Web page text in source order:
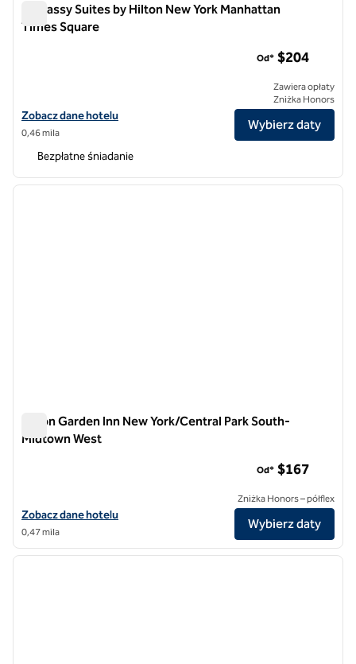
Embassy Suites by Hilton New York Manhattan
Times Square
Zobacz szczegóły hotelu Embassy Suites by Hilton New York
Zobacz dane hotelu
0,46 mila
Od* $204
Zawiera opłaty
Zniżka Honors
Wybierz daty
Bezpłatne śniadanie
1 z 12
Hilton Garden Inn New York/Central Park South-
Midtown West
Zobacz szczegóły hotelu Hilton Garden Inn New York/Central Park
Zobacz dane hotelu
0,47 mila
Od* $167
Zniżka Honors – półflex
Wybierz daty
1/12
1 z 12